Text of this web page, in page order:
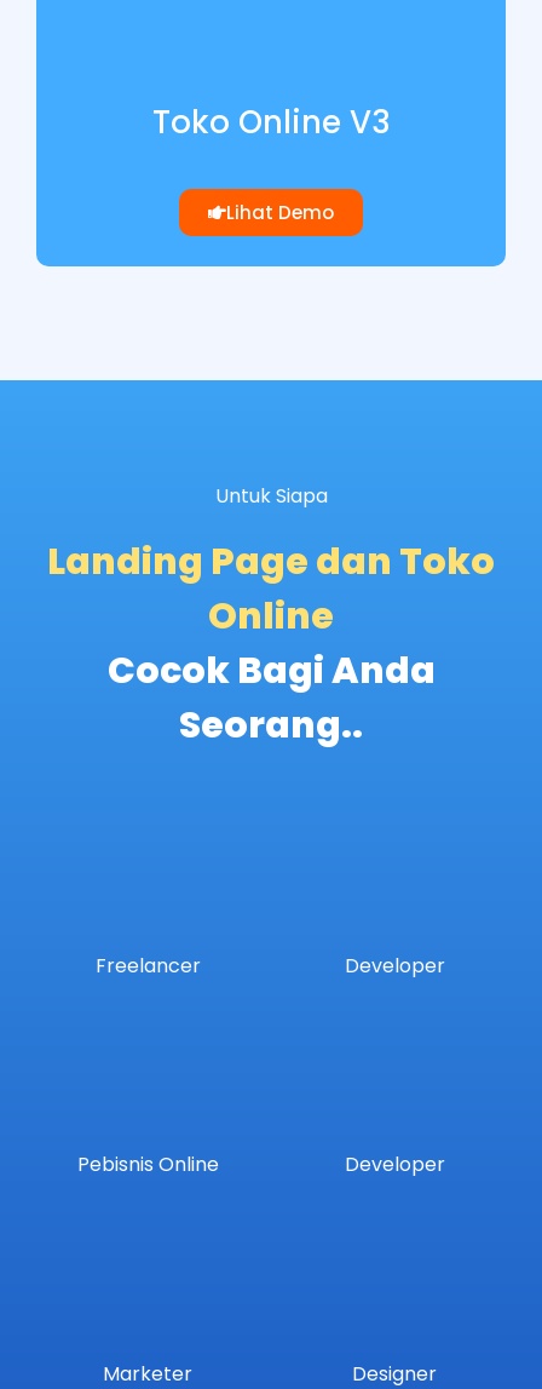
Toko Online V3
Lihat Demo
Untuk Siapa
Landing Page dan Toko
Online
Cocok Bagi Anda
Seorang..
Freelancer Developer
Pebisnis Online Developer
Marketer Designer